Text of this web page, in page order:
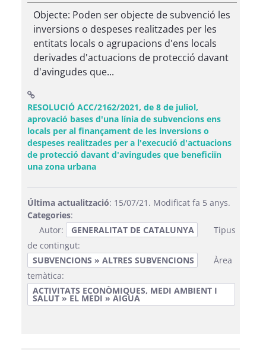
Objecte: Poden ser objecte de subvenció les
inversions o despeses realitzades per les
entitats locals o agrupacions d'ens locals
derivades d'actuacions de protecció davant
d'avingudes que...
RESOLUCIÓ ACC/2162/2021, de 8 de juliol,
aprovació bases d'una línia de subvencions ens
locals per al finançament de les inversions o
despeses realitzades per a l'execució d'actuacions
de protecció davant d'avingudes que beneficiïn
una zona urbana(Obre una finestra nova)
Última actualització: 15/07/21. Modificat fa 5 anys.
Categories:
Autor:
GENERALITAT DE CATALUNYA
Tipus
de contingut:
SUBVENCIONS » ALTRES SUBVENCIONS
Àrea
temàtica:
ACTIVITATS ECONÒMIQUES, MEDI AMBIENT I
SALUT » EL MEDI » AIGUA